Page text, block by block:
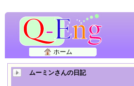
ホーム
ムーミンさんの日記